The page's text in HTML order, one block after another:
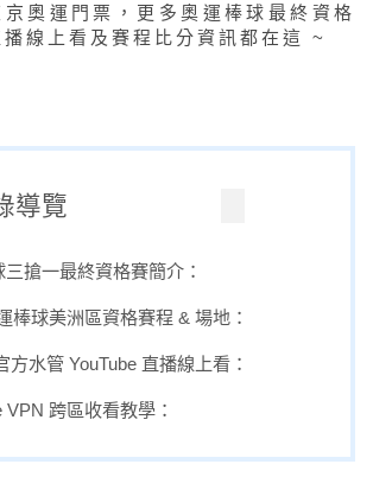
奧運門票，更多奧運棒球最終資格
線上看及賽程比分資訊都在這 ~
導覽
搶一最終資格賽簡介：
棒球美洲區資格賽程 & 場地：
方水管 YouTube 直播線上看：
VPN 跨區收看教學：